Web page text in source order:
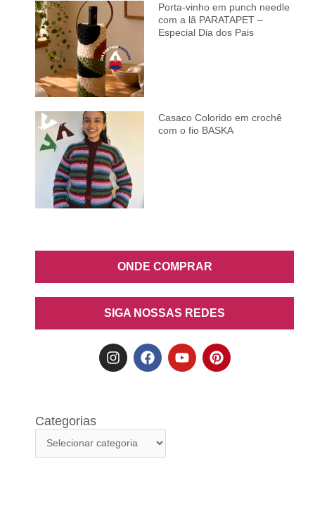
Porta-vinho em punch needle
com a lã PARATAPET –
Especial Dia dos Pais
Casaco Colorido em crochê
com o fio BASKA
ONDE COMPRAR
SIGA NOSSAS REDES
Categorias